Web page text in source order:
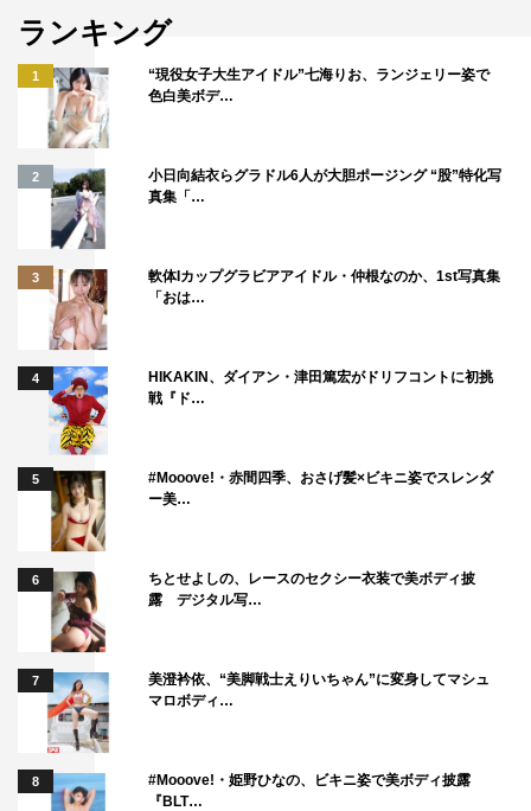
ランキング
1
“現役女子大生アイドル”七海りお、ランジェリー姿で
色白美ボデ…
2
小日向結衣らグラドル6人が大胆ポージング “股”特化写
真集「…
3
軟体Iカップグラビアアイドル・仲根なのか、1st写真集
「おは…
4
HIKAKIN、ダイアン・津田篤宏がドリフコントに初挑
戦『ド…
5
#Mooove!・赤間四季、おさげ髪×ビキニ姿でスレンダ
ー美…
6
ちとせよしの、レースのセクシー衣装で美ボディ披
露 デジタル写…
7
美澄衿依、“美脚戦士えりいちゃん”に変身してマシュ
マロボディ…
8
#Mooove!・姫野ひなの、ビキニ姿で美ボディ披露
『BLT…